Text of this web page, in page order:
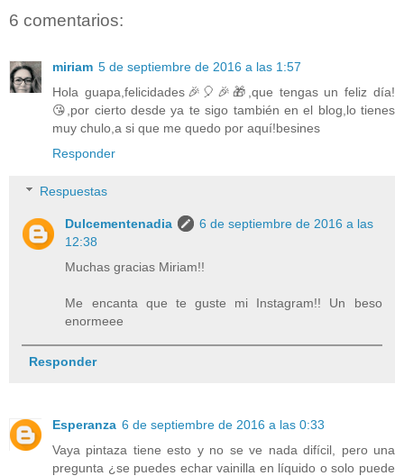
6 comentarios:
miriam 5 de septiembre de 2016 a las 1:57
Hola guapa,felicidades🎉🎈🎉🎁,que tengas un feliz día!
😘,por cierto desde ya te sigo también en el blog,lo tienes
muy chulo,a si que me quedo por aquí!besines
Responder
Respuestas
Dulcementenadia
6 de septiembre de 2016 a las
12:38
Muchas gracias Miriam!!
Me encanta que te guste mi Instagram!! Un beso
enormeee
Responder
Esperanza 6 de septiembre de 2016 a las 0:33
Vaya pintaza tiene esto y no se ve nada difícil, pero una
pregunta ¿se puedes echar vainilla en líquido o solo puede